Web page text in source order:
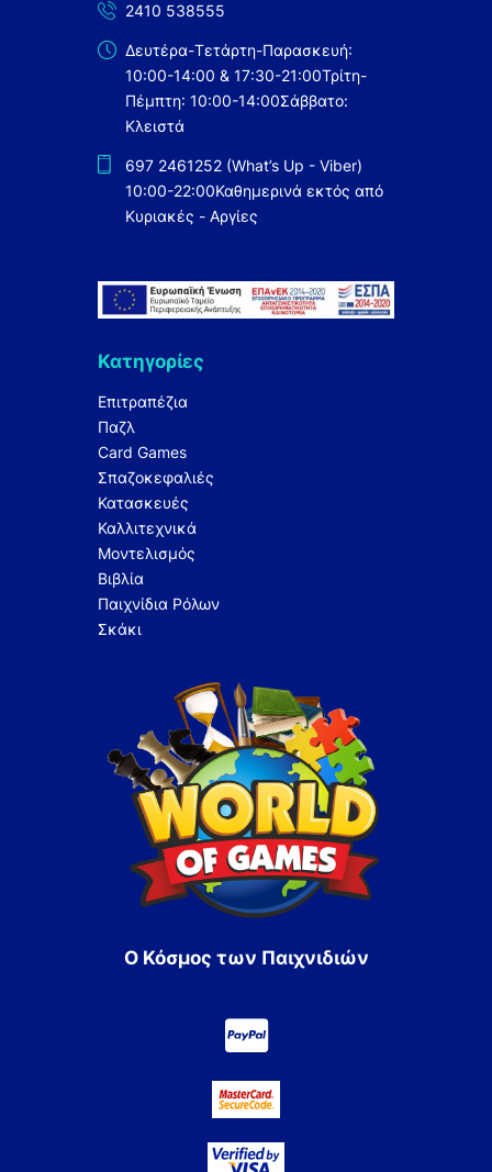
2410 538555
Δευτέρα-Τετάρτη-Παρασκευή:
10:00-14:00 & 17:30-21:00Τρίτη-
Πέμπτη: 10:00-14:00Σάββατο:
Κλειστά
697 2461252 (What’s Up - Viber)
10:00-22:00Καθημερινά εκτός από
Κυριακές - Αργίες
Κατηγορίες
Επιτραπέζια
Παζλ
Card Games
Σπαζοκεφαλιές
Κατασκευές
Καλλιτεχνικά
Μοντελισμός
Βιβλία
Παιχνίδια Ρόλων
Σκάκι
Ο Κόσμος των Παιχνιδιών